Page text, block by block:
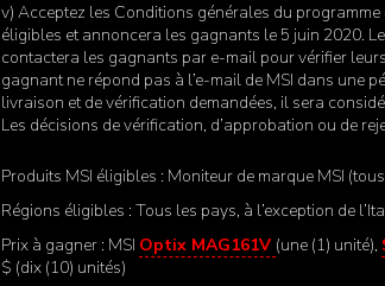
v) Acceptez les Conditions générales du
éligibles et annoncera les gagnants le 5 juin 2020.
contactera les gagnants par e-mail pour vérifier
gagnant ne répond pas à l’e-mail de MSI dans une
livraison et de vérification demandées, il sera
Les décisions de vérification, d’approbation ou de
Produits MSI éligibles : Moniteur de marque MSI
Régions éligibles : Tous les pays, à l’exception de
Prix à gagner : MSI Optix MAG161V (une (1) unité),
$ (dix (10) unités)